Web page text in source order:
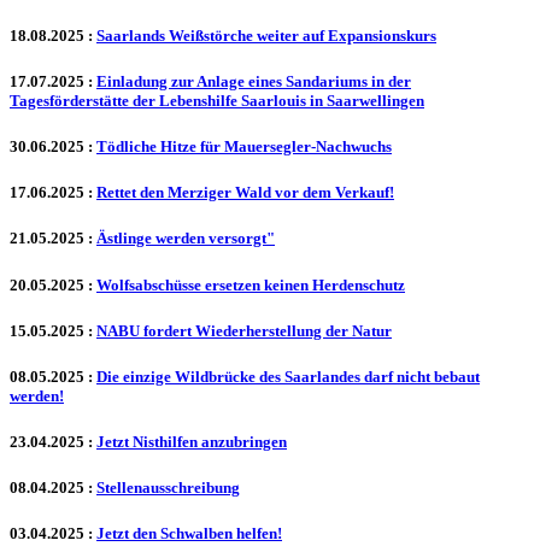
18.08.2025 : Saarlands Weißstörche weiter auf Expansionskurs
17.07.2025 : Einladung zur Anlage eines Sandariums in der
Tagesförderstätte der Lebenshilfe Saarlouis in Saarwellingen
30.06.2025 : Tödliche Hitze für Mauersegler-Nachwuchs
17.06.2025 : Rettet den Merziger Wald vor dem Verkauf!
21.05.2025 : Ästlinge werden versorgt"
20.05.2025 : Wolfsabschüsse ersetzen keinen Herdenschutz
15.05.2025 : NABU fordert Wiederherstellung der Natur
08.05.2025 : Die einzige Wildbrücke des Saarlandes darf nicht bebaut
werden!
23.04.2025 : Jetzt Nisthilfen anzubringen
08.04.2025 : Stellenausschreibung
03.04.2025 : Jetzt den Schwalben helfen!